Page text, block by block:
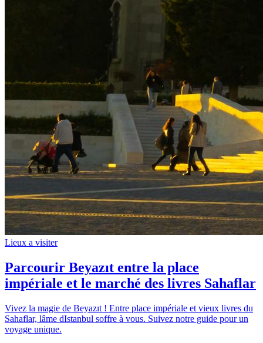
Lieux a visiter
Parcourir Beyazıt entre la place
impériale et le marché des livres Sahaflar
Vivez la magie de Beyazıt ! Entre place impériale et vieux livres du
Sahaflar, lâme dIstanbul soffre à vous. Suivez notre guide pour un
voyage unique.